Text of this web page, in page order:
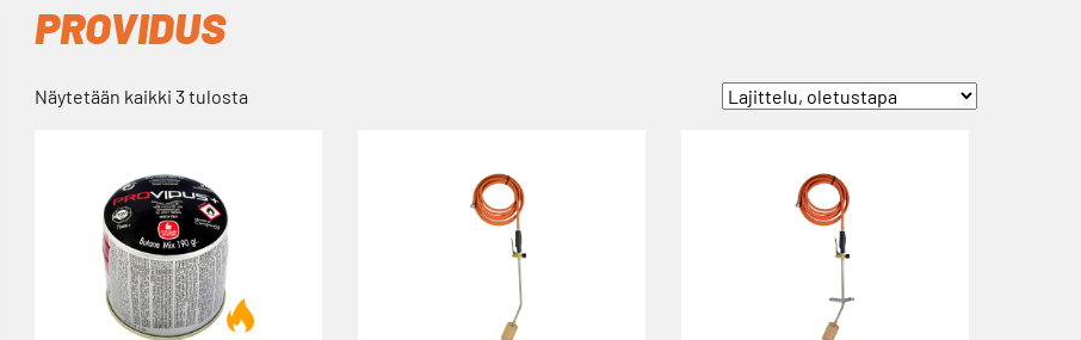
PROVIDUS
Näytetään kaikki 3 tulosta